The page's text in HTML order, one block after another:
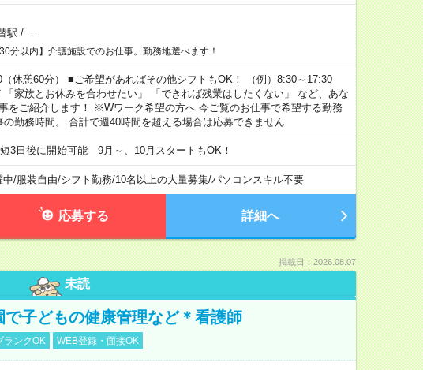
駅 /
分以内】介護施設でのお仕事。勤務地選べます！
（休憩60分） ■ご希望があればその他シフトもOK！ （例）8:30～17:30
族とお休みを合わせたい」 「できれば残業はしたくない」 など、あな
をご紹介します！ ※Wワーク希望の方へ 今ご覧のお仕事で希望する勤務
勤務時間。 合計で週40時間を超える場合は応募できません
3日後に開始可能 9月～、10月スタートもOK！
中/服装自由/シフト勤務/10名以上の大量募集/パソコンスキル不要
応募する 詳細へ
掲載日：2026.08.07
未読
で子どもの健康管理など＊看護師
ランクOK WEB登録・面接OK